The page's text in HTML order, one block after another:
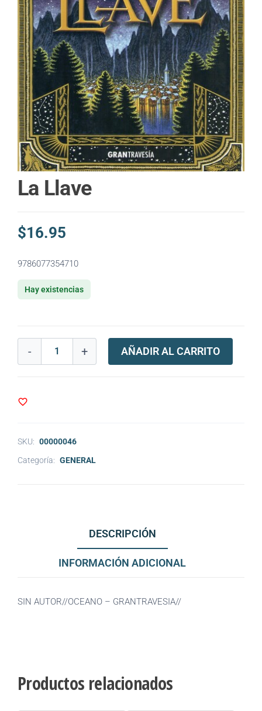
La Llave
$16.95
9786077354710
Hay existencias
- + AÑADIR AL CARRITO
SKU: 00000046
Categoría: GENERAL
DESCRIPCIÓN
INFORMACIÓN ADICIONAL
SIN AUTOR//OCEANO – GRANTRAVESIA//
Productos relacionados